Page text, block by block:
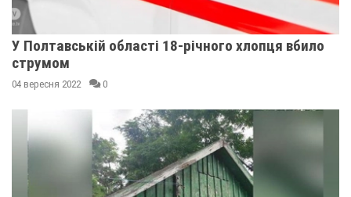
У Полтавській області 18-річного хлопця вбило
струмом
04 вересня 2022 0